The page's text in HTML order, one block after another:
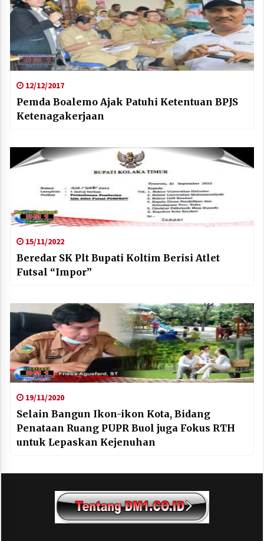
12/12/2017
Pemda Boalemo Ajak Patuhi Ketentuan BPJS
Ketenagakerjaan
15/11/2022
Beredar SK Plt Bupati Koltim Berisi Atlet
Futsal “Impor”
19/11/2020
Selain Bangun Ikon-ikon Kota, Bidang
Penataan Ruang PUPR Buol juga Fokus RTH
untuk Lepaskan Kejenuhan